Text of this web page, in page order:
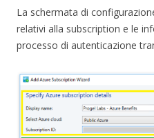
La schermata di
relativi alla subscription e le
processo di autenticazione